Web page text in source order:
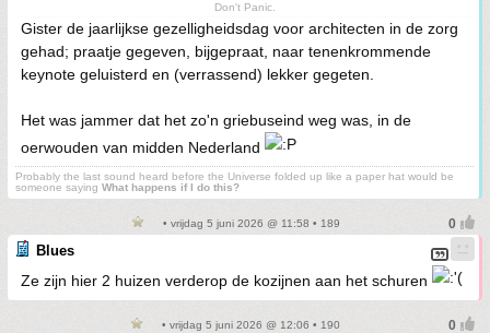
Don't Panic.
Gister de jaarlijkse gezelligheidsdag voor architecten in de zorg
gehad; praatje gegeven, bijgepraat, naar tenenkrommende
keynote geluisterd en (verrassend) lekker gegeten.
Het was jammer dat het zo'n griebuseind weg was, in de
oerwouden van midden Nederland
Probably the last sound heard before the Universe folded up like a paper hat would be
someone saying What happens if I do this?
• vrijdag 5 juni 2026 @ 11:58 • 189
Blues
Ze zijn hier 2 huizen verderop de kozijnen aan het schuren
• vrijdag 5 juni 2026 @ 12:06 • 190